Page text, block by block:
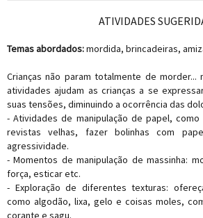
ATIVIDADES
Temas abordados:mordida, brincadeiras,
Crianças não param totalmente de morder...
atividades ajudam as crianças a se
suas tensões, diminuindo a ocorrência das
- Atividades de manipulação de papel, como
revistas velhas, fazer bolinhas com
agressividade.
- Momentos de manipulação de massinha:
força, esticar etc.
- Exploração de diferentes texturas:
como algodão, lixa, gelo e coisas moles,
corante e sagu.